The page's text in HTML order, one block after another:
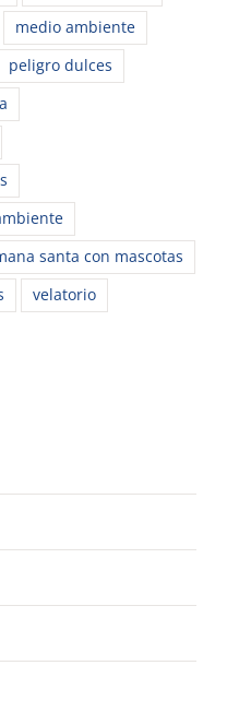
medio ambiente
peligro dulces
santa con mascotas
velatorio